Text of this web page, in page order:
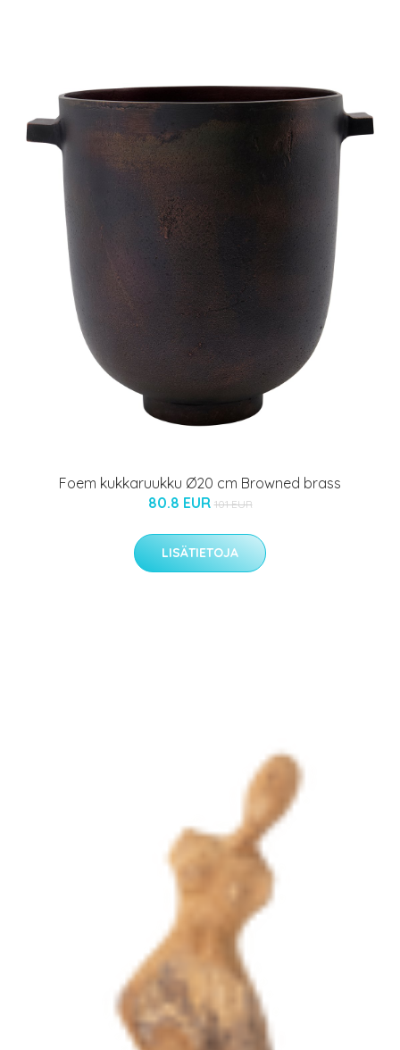
Foem kukkaruukku Ø20 cm Browned brass
80.8 EUR 101 EUR
LISÄTIETOJA